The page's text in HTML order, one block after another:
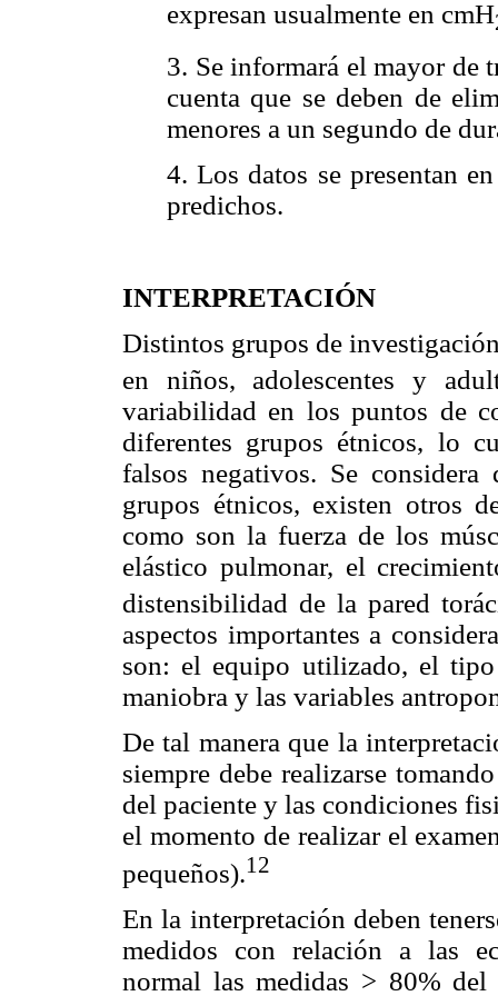
expresan usualmente en cmH
3. Se informará el mayor de
cuenta que se deben de
menores a un segundo de
4. Los datos se presentan
predichos.
INTERPRETACIÓN
Distintos grupos de
en niños, adolescentes y
variabilidad en los puntos de
diferentes grupos étnicos, lo
falsos negativos. Se
grupos étnicos, existen otros
como son la fuerza de los
elástico pulmonar, el
distensibilidad de la pared
aspectos importantes a
son: el equipo utilizado, el
maniobra y las variables
De tal manera que la
siempre debe realizarse
del paciente y las condiciones
el momento de realizar el
pequeños).12
En la interpretación deben
medidos con relación a las
normal las medidas > 80%